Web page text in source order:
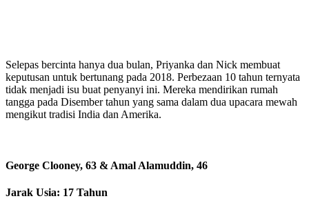
Selepas bercinta hanya dua bulan, Priyanka dan Nick membuat
keputusan untuk bertunang pada 2018. Perbezaan 10 tahun ternyata
tidak menjadi isu buat penyanyi ini. Mereka mendirikan rumah
tangga pada Disember tahun yang sama dalam dua upacara mewah
mengikut tradisi India dan Amerika.
George Clooney, 63 & Amal Alamuddin, 46
Jarak Usia: 17 Tahun